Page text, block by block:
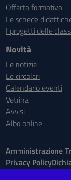
Offerta formativa
Le schede
I progetti delle classi
Novità
Le notizie
Le circolari
Calendario eventi
Vetrina
Avvisi
Albo online
Amministrazione
Privacy Policy